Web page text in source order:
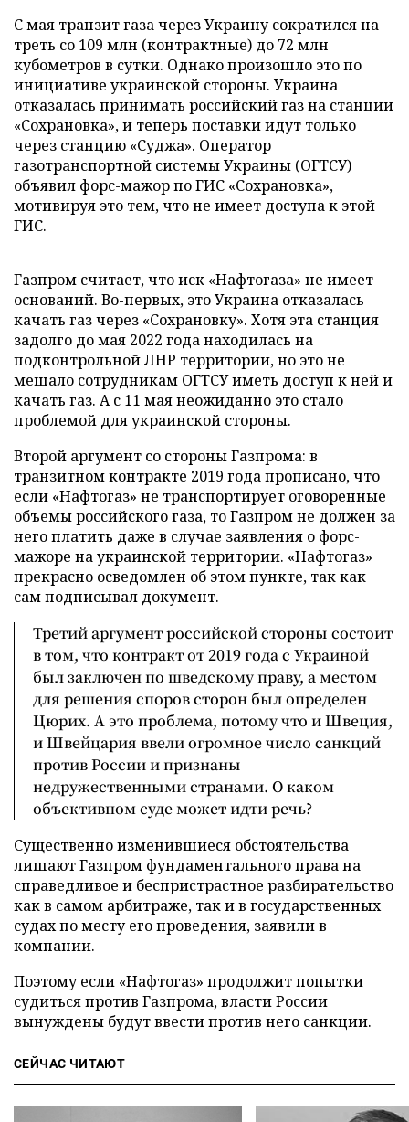
С мая транзит газа через Украину сократился на
треть со 109 млн (контрактные) до 72 млн
кубометров в сутки. Однако произошло это по
инициативе украинской стороны. Украина
отказалась принимать российский газ на станции
«Сохрановка», и теперь поставки идут только
через станцию «Суджа». Оператор
газотранспортной системы Украины (ОГТСУ)
объявил форс-мажор по ГИС «Сохрановка»,
мотивируя это тем, что не имеет доступа к этой
ГИС.
Газпром считает, что иск «Нафтогаза» не имеет
оснований. Во-первых, это Украина отказалась
качать газ через «Сохрановку». Хотя эта станция
задолго до мая 2022 года находилась на
подконтрольной ЛНР территории, но это не
мешало сотрудникам ОГТСУ иметь доступ к ней и
качать газ. А с 11 мая неожиданно это стало
проблемой для украинской стороны.
Второй аргумент со стороны Газпрома: в
транзитном контракте 2019 года прописано, что
если «Нафтогаз» не транспортирует оговоренные
объемы российского газа, то Газпром не должен за
него платить даже в случае заявления о форс-
мажоре на украинской территории. «Нафтогаз»
прекрасно осведомлен об этом пункте, так как
сам подписывал документ.
Третий аргумент российской стороны состоит
в том, что контракт от 2019 года с Украиной
был заключен по шведскому праву, а местом
для решения споров сторон был определен
Цюрих. А это проблема, потому что и Швеция,
и Швейцария ввели огромное число санкций
против России и признаны
недружественными странами. О каком
объективном суде может идти речь?
Существенно изменившиеся обстоятельства
лишают Газпром фундаментального права на
справедливое и беспристрастное разбирательство
как в самом арбитраже, так и в государственных
судах по месту его проведения, заявили в
компании.
Поэтому если «Нафтогаз» продолжит попытки
судиться против Газпрома, власти России
вынуждены будут ввести против него санкции.
СЕЙЧАС ЧИТАЮТ